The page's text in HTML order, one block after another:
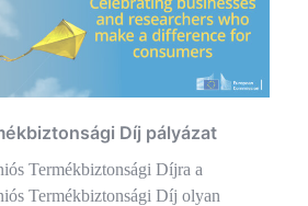
Díj pályázat
Termékbiztonsági Díjra a
Termékbiztonsági Díj olyan